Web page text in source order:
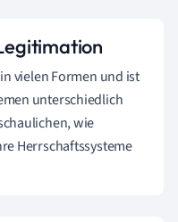
vielen Formen und ist
unterschiedlich
wie
Herrschaftssysteme